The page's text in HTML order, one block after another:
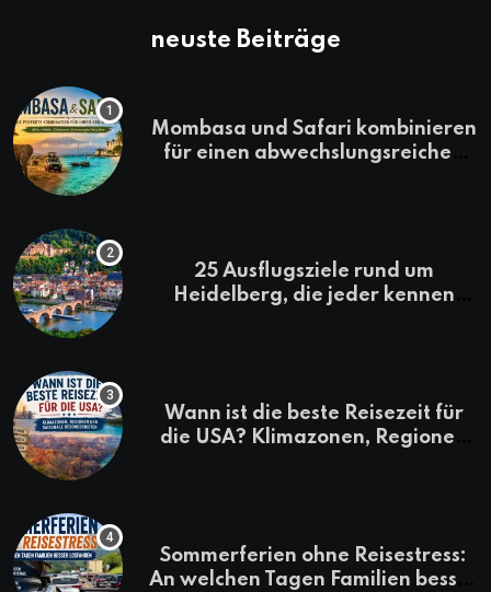
neuste Beiträge
Mombasa und Safari kombinieren
für einen abwechslungsreichen
25 Ausflugsziele rund um
Heidelberg, die jeder kennen
Wann ist die beste Reisezeit für
die USA? Klimazonen, Regionen
Sommerferien ohne Reisestress:
An welchen Tagen Familien besser